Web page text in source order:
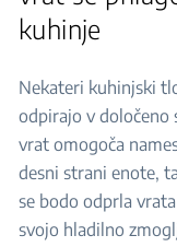
kuhinje
Nekateri kuhinjski
odpirajo v določeno
vrat omogoča
desni strani enote,
se bodo odprla
svojo hladilno